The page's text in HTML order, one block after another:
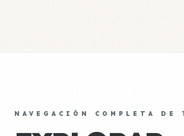
NAVEGACIÓN COMPLETA DE